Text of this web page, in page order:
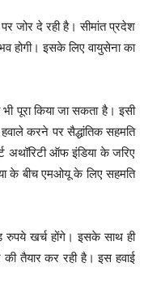
जोर दे रही है। सीमांत प्रदेश
होगी। इसके लिए वायुसेना का
पूरा किया जा सकता है। इसी
करने पर सैद्धांतिक सहमति
अथॉरिटी ऑफ इंडिया के जरिए
के बीच एमओयू के लिए सहमति
रुपये खर्च होंगे। इसके साथ ही
तैयार कर रही है। इस हवाई